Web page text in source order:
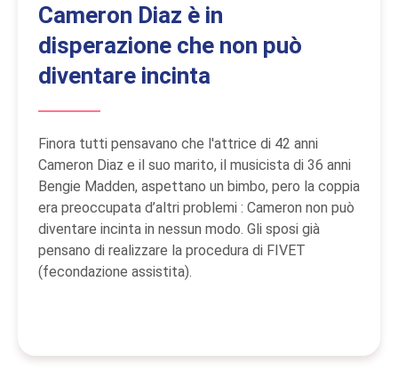
Cameron Diaz è in
disperazione che non può
diventare incinta
Finora tutti pensavano che l'attrice di 42 anni
Cameron Diaz e il suo marito, il musicista di 36 anni
Bengie Madden, aspettano un bimbo, pero la coppia
era preoccupata d’altri problemi : Cameron non può
diventare incinta in nessun modo. Gli sposi già
pensano di realizzare la procedura di FIVET
(fecondazione assistita).